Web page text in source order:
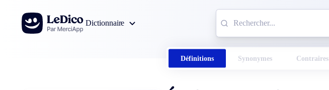
Aller au contenu
Dictionnaire
Définitions Synonymes Contraires